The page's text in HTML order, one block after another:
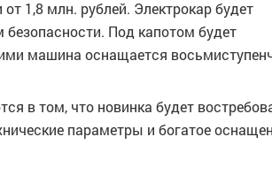
1,8 млн. рублей. Электрокар будет
Под капотом будет
машина оснащается
в том, что новинка будет
параметры и богатое